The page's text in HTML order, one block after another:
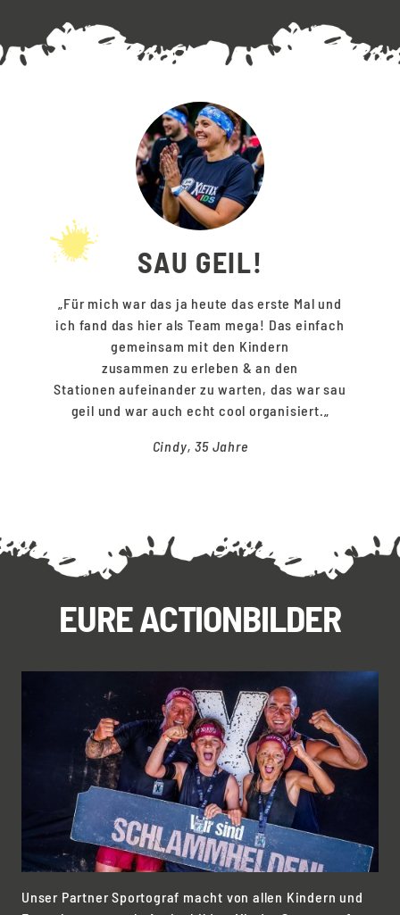
SAU GEIL!
„Für mich war das ja heute das erste Mal und
ich fand das hier als Team mega! Das einfach
gemeinsam mit den Kindern
zusammen zuerleben & an den
Stationen aufeinander zu warten, das warsau
geil und war auch echt cool organisiert.„
Cindy, 35 Jahre
EURE ACTIONBILDER
Unser Partner Sportograf macht von allen Kindern und